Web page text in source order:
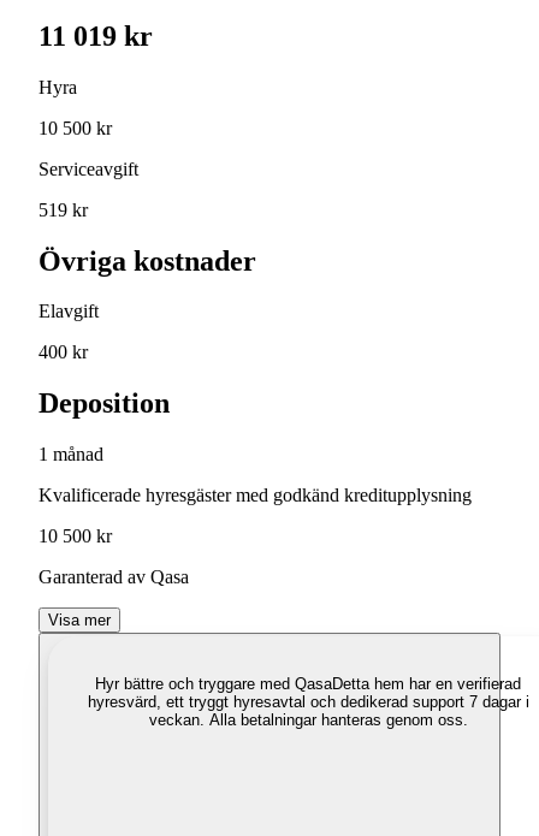
11 019 kr
Hyra
10 500 kr
Serviceavgift
519 kr
Övriga kostnader
Elavgift
400 kr
Deposition
1 månad
Kvalificerade hyresgäster med godkänd kreditupplysning
10 500 kr
Garanterad av Qasa
Visa mer
Hyr bättre och tryggare med QasaDetta hem har en verifierad
hyresvärd, ett tryggt hyresavtal och dedikerad support 7 dagar i
veckan. Alla betalningar hanteras genom oss.